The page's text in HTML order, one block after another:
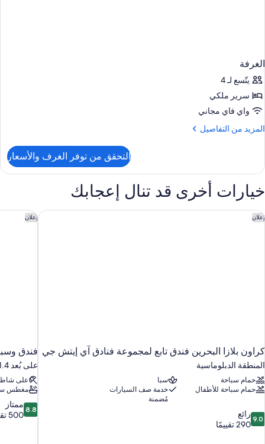
الغرفة
يتّسع لـ 4
سرير ملكي
واي فاي مجاني
المزيد من التفاصيل
المزيد
الغرفة
التحقق من توفر الغرف والأسعار
خيارات أخرى قد تنال إعجابك
إعلان
كراون بلازا البحرين فندق تابع لمجموعة فنادق آي إيتش جي
المنطقة الدبلوماسية
حمام سباحة
سبا
حمام سباحة للأطفال
خدمة صف السيارات
مُضمنة
9.0
من
9.0 رائع
290 تقييمًا
كراون بلازا البحرين فندق تابع لمجموعة فنادق آي إيتش جي إعلان
فندق
على بُعد 21.4 كم من المنامة
على
مغطس
8.8
من
8.8 ممتاز
500 تقييم
فندق